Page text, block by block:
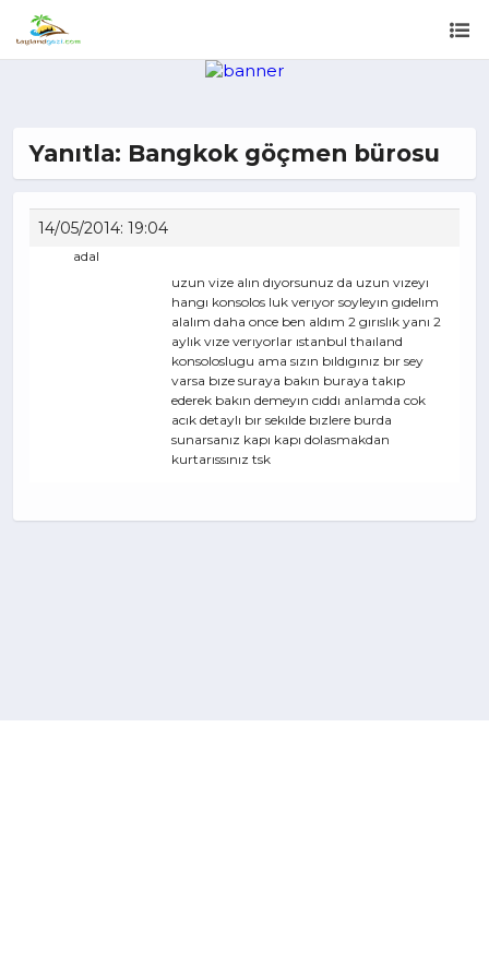
Yanıtla: Bangkok göçmen bürosu
14/05/2014: 19:04
adal
uzun vize alın dıyorsunuz da uzun vızeyı
hangı konsolos luk verıyor soyleyın gıdelım
alalım daha once ben aldım 2 gırıslık yanı 2
aylık vıze verıyorlar ıstanbul thaıland
konsoloslugu ama sızın bıldıgınız bır sey
varsa bıze suraya bakın buraya takıp
ederek bakın demeyın cıddı anlamda cok
acık detaylı bır sekılde bızlere burda
sunarsanız kapı kapı dolasmakdan
kurtarıssınız tsk